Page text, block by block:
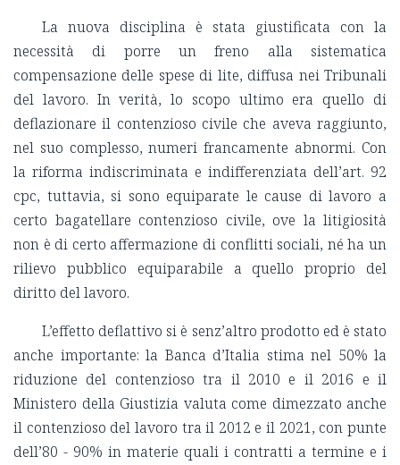
La nuova disciplina è stata giustificata con la
necessità di porre un freno alla sistematica
compensazione delle spese di lite, diffusa nei Tribunali
del lavoro. In verità, lo scopo ultimo era quello di
deflazionare il contenzioso civile che aveva raggiunto,
nel suo complesso, numeri francamente abnormi. Con
la riforma indiscriminata e indifferenziata dell’art. 92
cpc, tuttavia, si sono equiparate le cause di lavoro a
certo bagatellare contenzioso civile, ove la litigiosità
non è di certo affermazione di conflitti sociali, né ha un
rilievo pubblico equiparabile a quello proprio del
diritto del lavoro.
L’effetto deflattivo si è senz’altro prodotto ed è stato
anche importante: la Banca d’Italia stima nel 50% la
riduzione del contenzioso tra il 2010 e il 2016 e il
Ministero della Giustizia valuta come dimezzato anche
il contenzioso del lavoro tra il 2012 e il 2021, con punte
dell’80 - 90% in materie quali i contratti a termine e i